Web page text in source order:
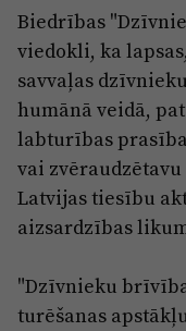
Biedrības
viedokli, ka
savvaļas
humānā veidā,
labturības
vai
Latvijas tiesību
aizsardzības
"Dzīvnieku
turēšanas